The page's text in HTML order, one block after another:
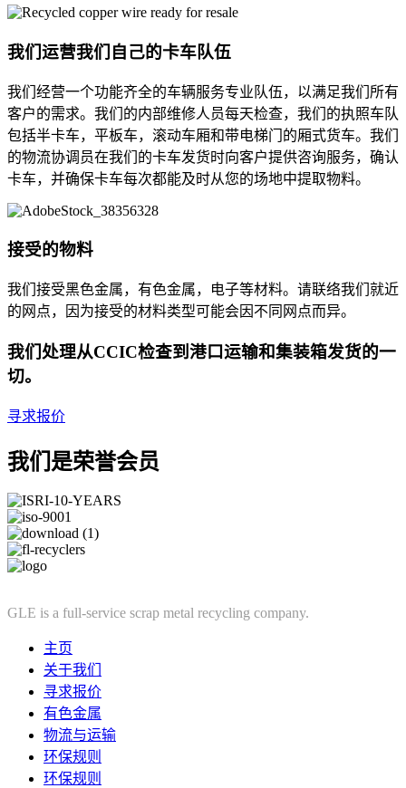
我们运营我们自己的卡车队伍
我们经营一个功能齐全的车辆服务专业队伍，以满足我们所有
客户的需求。我们的内部维修人员每天检查，我们的执照车队
包括半卡车，平板车，滚动车厢和带电梯门的厢式货车。我们
的物流协调员在我们的卡车发货时向客户提供咨询服务，确认
卡车，并确保卡车每次都能及时从您的场地中提取物料。
接受的物料
我们接受黑色金属，有色金属，电子等材料。请联络我们就近
的网点，因为接受的材料类型可能会因不同网点而异。
我们处理从CCIC检查到港口运输和集装箱发货的一
切。
寻求报价
我们是荣誉会员
GLE is a full-service scrap metal recycling company.
主页
关于我们
寻求报价
有色金属
物流与运输
环保规则
环保规则